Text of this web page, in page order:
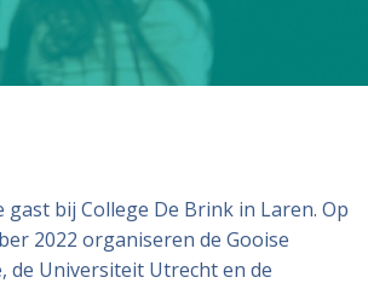
gast bij College De Brink in Laren. Op
2022 organiseren de Gooise
de Universiteit Utrecht en de